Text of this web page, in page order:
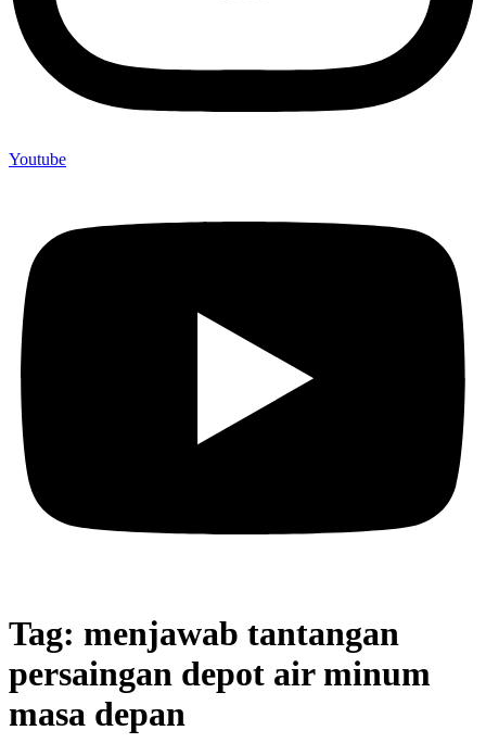
Youtube
Tag: menjawab tantangan
persaingan depot air minum
masa depan